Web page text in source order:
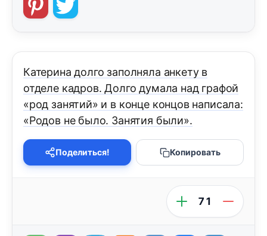
Катерина долго заполняла анкету в
отделе кадров. Долго думала над графой
«род занятий» и в конце концов написала:
«Родов не было. Занятия были».
Поделиться! Копировать
71